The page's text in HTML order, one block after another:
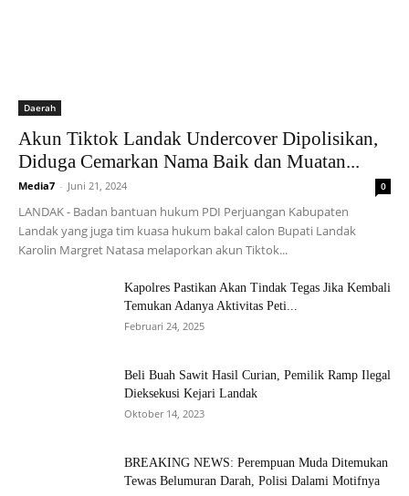
Daerah
Akun Tiktok Landak Undercover Dipolisikan,
Diduga Cemarkan Nama Baik dan Muatan...
Media7 - Juni 21, 2024 0
LANDAK - Badan bantuan hukum PDI Perjuangan Kabupaten
Landak yang juga tim kuasa hukum bakal calon Bupati Landak
Karolin Margret Natasa melaporkan akun Tiktok...
Kapolres Pastikan Akan Tindak Tegas Jika Kembali
Temukan Adanya Aktivitas Peti...
Februari 24, 2025
Beli Buah Sawit Hasil Curian, Pemilik Ramp Ilegal
Dieksekusi Kejari Landak
Oktober 14, 2023
BREAKING NEWS: Perempuan Muda Ditemukan
Tewas Belumuran Darah, Polisi Dalami Motifnya